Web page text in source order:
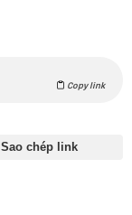
Copy link
Sao chép link